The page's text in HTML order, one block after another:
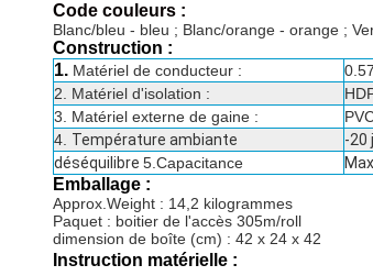
Code couleurs :
Blanc/bleu - bleu ; Blanc/orange - orange ;
Construction :
1. Matériel de conducteur :
2. Matériel d'isolation :
3. Matériel externe de gaine :
4. Température ambiante
-20
déséquilibre 5.Capacitance
Emballage :
Approx.Weight : 14,2 kilogrammes
Paquet : boitier de l'accès 305m/roll
dimension de boîte (cm) : 42 x 24 x 42
Instruction matérielle :